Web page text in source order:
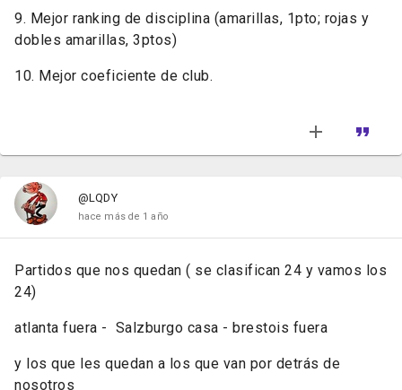
9. Mejor ranking de disciplina (amarillas, 1pto; rojas y
dobles amarillas, 3ptos)
10. Mejor coeficiente de club.
@LQDY
hace más de 1 año
Partidos que nos quedan ( se clasifican 24 y vamos los
24)
atlanta fuera - Salzburgo casa - brestois fuera
y los que les quedan a los que van por detrás de
nosotros